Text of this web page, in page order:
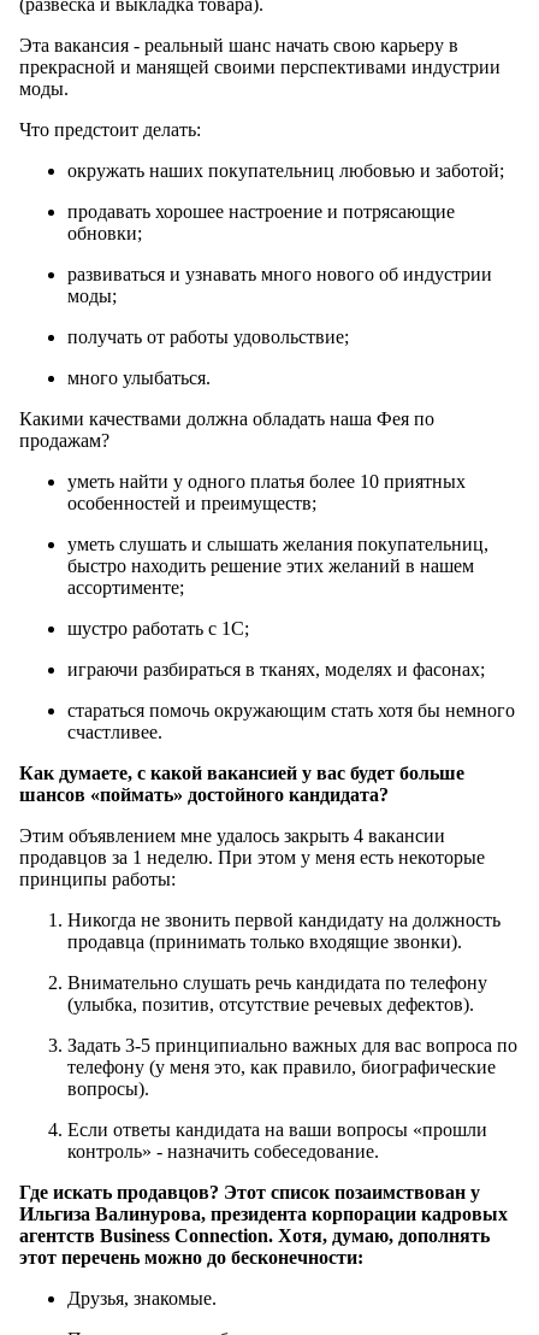
(развеска и выкладка товара).
Эта вакансия - реальный шанс начать свою карьеру в
прекрасной и манящей своими перспективами индустрии
моды.
Что предстоит делать:
окружать наших покупательниц любовью и заботой;
продавать хорошее настроение и потрясающие
обновки;
развиваться и узнавать много нового об индустрии
моды;
получать от работы удовольствие;
много улыбаться.
Какими качествами должна обладать наша Фея по
продажам?
уметь найти у одного платья более 10 приятных
особенностей и преимуществ;
уметь слушать и слышать желания покупательниц,
быстро находить решение этих желаний в нашем
ассортименте;
шустро работать с 1С;
играючи разбираться в тканях, моделях и фасонах;
стараться помочь окружающим стать хотя бы немного
счастливее.
Как думаете, с какой вакансией у вас будет больше
шансов «поймать» достойного кандидата?
Этим объявлением мне удалось закрыть 4 вакансии
продавцов за 1 неделю. При этом у меня есть некоторые
принципы работы:
Никогда не звонить первой кандидату на должность
продавца (принимать только входящие звонки).
Внимательно слушать речь кандидата по телефону
(улыбка, позитив, отсутствие речевых дефектов).
Задать 3-5 принципиально важных для вас вопроса по
телефону (у меня это, как правило, биографические
вопросы).
Если ответы кандидата на ваши вопросы «прошли
контроль» - назначить собеседование.
Где искать продавцов? Этот список позаимствован у
Ильгиза Валинурова, президента корпорации кадровых
агентств Business Connection. Хотя, думаю, дополнять
этот перечень можно до бесконечности:
Друзья, знакомые.